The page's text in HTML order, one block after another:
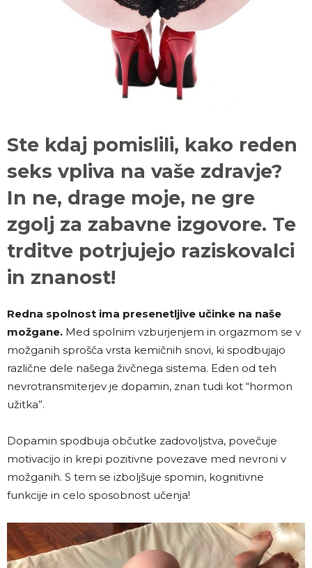
Ste kdaj pomislili, kako reden
seks vpliva na vaše zdravje?
In ne, drage moje, ne gre
zgolj za zabavne izgovore. Te
trditve potrjujejo raziskovalci
in znanost!
Redna spolnost ima presenetljive učinke na naše
možgane. Med spolnim vzburjenjem in orgazmom se v
možganih sprošča vrsta kemičnih snovi, ki spodbujajo
različne dele našega živčnega sistema. Eden od teh
nevrotransmiterjev je dopamin, znan tudi kot “hormon
užitka”.
Dopamin spodbuja občutke zadovoljstva, povečuje
motivacijo in krepi pozitivne povezave med nevroni v
možganih. S tem se izboljšuje spomin, kognitivne
funkcije in celo sposobnost učenja!